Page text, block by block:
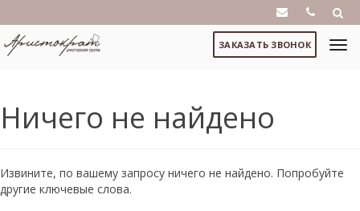
ЗАКАЗАТЬ ЗВОНОК
Ничего не найдено
Извините, по вашему запросу ничего не найдено. Попробуйте
другие ключевые слова.